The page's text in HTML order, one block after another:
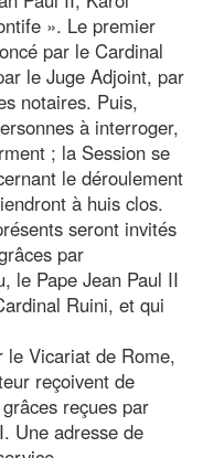
». Le premier
par le Cardinal
le Juge Adjoint, par
notaires. Puis,
à interroger,
; la Session se
le déroulement
à huis clos.
seront invités
par
le Pape Jean Paul II
Ruini, et qui
le Vicariat de Rome,
reçoivent de
reçues par
Une adresse de